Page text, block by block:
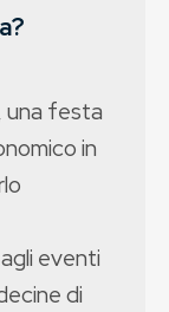
una festa
in
eventi
di